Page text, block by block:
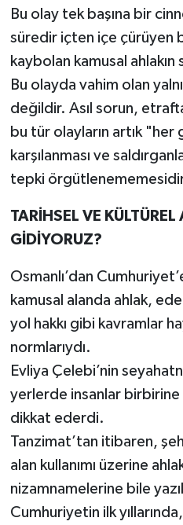
Bu olay tek başına bir
süredir içten içe çürüyen
kaybolan kamusal ahlakın
Bu olayda vahim olan
değildir. Asıl sorun,
bu tür olayların artık "her
karşılanması ve
tepki
TARİHSEL VE
GİDİYORUZ?
Osmanlı’dan
kamusal alanda ahlak,
yol hakkı gibi kavramlar
normlarıydı.
Evliya Çelebi’nin
yerlerde insanlar
dikkat ederdi.
Tanzimat’tan itibaren,
alan kullanımı üzerine
nizamnamelerine bile
Cumhuriyetin ilk
Siyaset
Teknoloji
Türkiye
Video Haber
Yaşam
Yemek